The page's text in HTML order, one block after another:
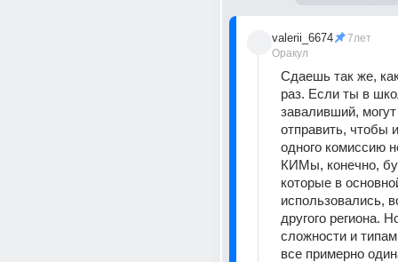
valerii_6674
Оракул
7лет
Сдаешь так же,
раз. Если ты в
заваливший,
отправить, чтобы
одного комиссию
КИМы, конечно,
которые в
использовались,
другого региона.
сложности и
все примерно